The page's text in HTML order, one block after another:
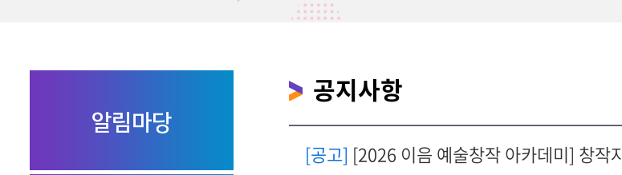
알림마당
공지사항
[공고] [2026 이음 예술창작 아카데미] 창작